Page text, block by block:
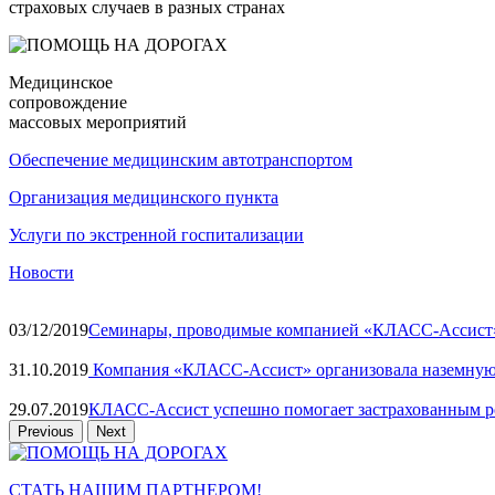
страховых случаев в разных странах
Медицинское
сопровождение
массовых мероприятий
Обеспечение медицинским автотранспортом
Организация медицинского пункта
Услуги по экстренной госпитализации
Новости
03/12/2019Семинары, проводимые компанией «КЛАСС-
31.10.2019 Компания «КЛАСС-Ассист» организовала
29.07.2019КЛАСС-Ассист успешно помогает застрахованным
Previous Next
СТАТЬ НАШИМ ПАРТНЕРОМ!